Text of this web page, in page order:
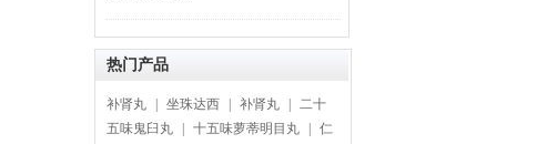
热门产品
补肾丸 坐珠达西 补肾丸
二十
五味鬼臼丸
十五味萝蒂明目丸
仁